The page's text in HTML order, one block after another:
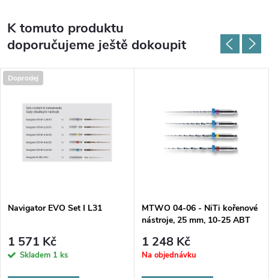
K tomuto produktu
doporučujeme ještě dokoupit
Doprodej
Navigator EVO Set I L31
1 571 Kč
Skladem 1 ks
MTWO 04-06 - NiTi kořenové
nástroje, 25 mm, 10-25 ABT
1 248 Kč
Na objednávku